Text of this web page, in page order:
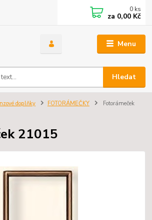
Menu
Hledat
0 ks
za 0,00 Kč
doplňky FOTORÁMEČKY
Fotorámeček
21015